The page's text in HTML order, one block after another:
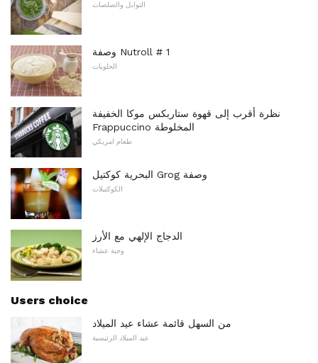
التوابل والصلصات
وصفة Nutroll # 1
الحلويات
نظرة أقرب إلى قهوة ستاربكس موكا الخفيفة
Frappuccino المخلوطة
طعام امريكي
البحرية كوكتيل Grog وصفة
الكوكتيلات
الدجاج الإلهي مع الأرز
وجبة عشاء
Users choice
من السهل قائمة عشاء عيد الميلاد
عيد الميلاد الرئيسية